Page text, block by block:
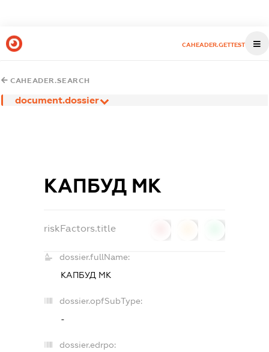
CAHEADER.GETTEST
CAHEADER.SEARCH
document.dossier
КАПБУД МК
riskFactors.title
dossier.fullName:
КАПБУД МК
dossier.opfSubType:
-
dossier.edrpo: